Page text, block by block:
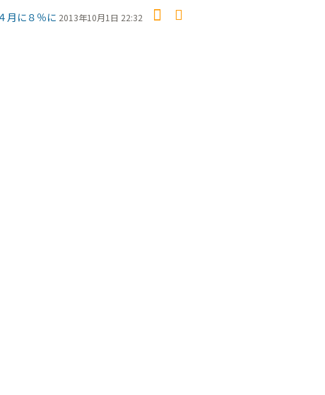
月に８％に 2013年10月1日 22:32